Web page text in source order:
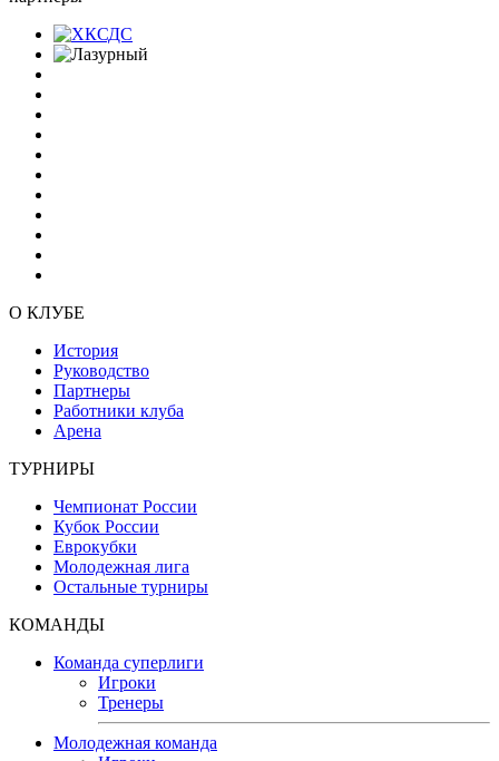
О КЛУБЕ
История
Руководство
Партнеры
Работники клуба
Арена
ТУРНИРЫ
Чемпионат России
Кубок России
Еврокубки
Молодежная лига
Остальные турниры
КОМАНДЫ
Команда суперлиги
Игроки
Тренеры
Молодежная команда